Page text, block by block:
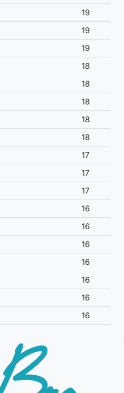
19
19
19
18
18
18
18
18
17
17
17
16
16
16
16
16
16
16